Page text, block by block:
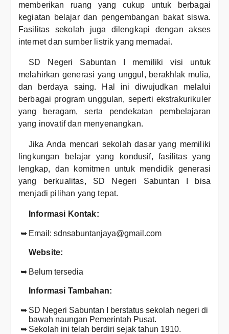
memberikan ruang yang cukup untuk berbagai
kegiatan belajar dan pengembangan bakat siswa.
Fasilitas sekolah juga dilengkapi dengan akses
internet dan sumber listrik yang memadai.
SD Negeri Sabuntan I memiliki visi untuk
melahirkan generasi yang unggul, berakhlak mulia,
dan berdaya saing. Hal ini diwujudkan melalui
berbagai program unggulan, seperti ekstrakurikuler
yang beragam, serta pendekatan pembelajaran
yang inovatif dan menyenangkan.
Jika Anda mencari sekolah dasar yang memiliki
lingkungan belajar yang kondusif, fasilitas yang
lengkap, dan komitmen untuk mendidik generasi
yang berkualitas, SD Negeri Sabuntan I bisa
menjadi pilihan yang tepat.
Informasi Kontak:
Email: sdnsabuntanjaya@gmail.com
Website:
Belum tersedia
Informasi Tambahan:
SD Negeri Sabuntan I berstatus sekolah negeri di
bawah naungan Pemerintah Pusat.
Sekolah ini telah berdiri sejak tahun 1910.